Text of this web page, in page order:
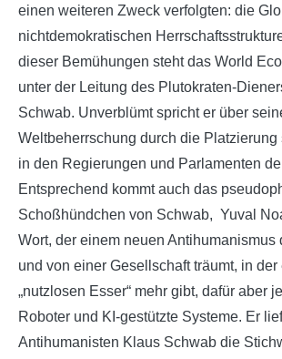
einen weiteren Zweck verfolgten: die
nichtdemokratischen
dieser Bemühungen steht das World
unter der Leitung des Plutokraten-
Schwab. Unverblümt spricht er über
Weltbeherrschung durch die
in den Regierungen und Parlamenten
Entsprechend kommt auch das
Schoßhündchen von Schwab, Yuval
Wort, der einem neuen Antihumanismus
und von einer Gesellschaft träumt, in der
„nutzlosen Esser“ mehr gibt, dafür aber
Roboter und KI-gestützte Systeme. Er
Antihumanisten Klaus Schwab die